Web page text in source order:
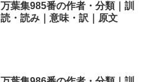
万葉集985番の作者・分類｜訓
読・読み｜意味・訳｜原文